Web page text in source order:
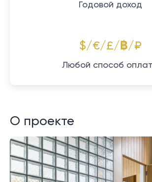
Годовой доход
$/€/£/฿/₽
Любой способ
О проекте